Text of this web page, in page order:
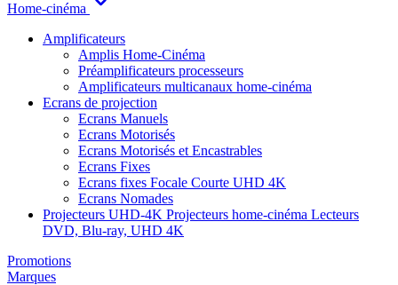
Home-cinéma
Amplificateurs
Amplis Home-Cinéma
Préamplificateurs processeurs
Amplificateurs multicanaux home-cinéma
Ecrans de projection
Ecrans Manuels
Ecrans Motorisés
Ecrans Motorisés et Encastrables
Ecrans Fixes
Ecrans fixes Focale Courte UHD 4K
Ecrans Nomades
Projecteurs UHD-4K Projecteurs home-cinéma Lecteurs
DVD, Blu-ray, UHD 4K
Promotions
Marques